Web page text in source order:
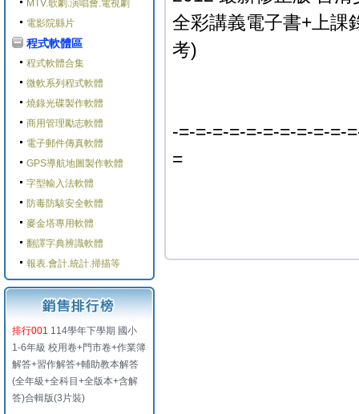
MTV.歌劇.演唱會.電視劇
電影院縣片
程式軟體區
程式軟體合集
微軟系列程式軟體
燒錄光碟製作軟體
商用管理勵志軟體
電子郵件傳真軟體
GPS導航地圖製作軟體
字型輸入法軟體
防毒防駭安全軟體
麥金塔專用軟體
翻譯字典辨識軟體
報表.會計.統計.掃描等
排行001 114學年下學期 國小
1-6年級 校用卷+門市卷+作業簿
解答+習作解答+輔助教本解答
(全年級+全科目+全版本+含解
答)合輯版(3片裝)
全彩講義電子書+上課
考)
-=-=-=-=-=-=-=-=-=-=-
=